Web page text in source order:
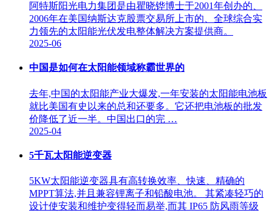
阿特斯阳光电力集团是由瞿晓铧博士于2001年创办的、
2006年在美国纳斯达克股票交易所上市的、全球综合实
力领先的太阳能光伏发电整体解决方案提供商。
2025-06
中国是如何在太阳能领域称霸世界的
去年,中国的太阳能产业大爆发,一年安装的太阳能电池板
就比美国有史以来的总和还要多。它还把电池板的批发
价降低了近一半。中国出口的完 …
2025-04
5千瓦太阳能逆变器
5KW太阳能逆变器具有高转换效率、快速、精确的
MPPT算法,并且兼容锂离子和铅酸电池。 其紧凑轻巧的
设计使安装和维护变得轻而易举,而其 IP65 防风雨等级